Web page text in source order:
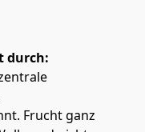
durch:
Frucht ganz